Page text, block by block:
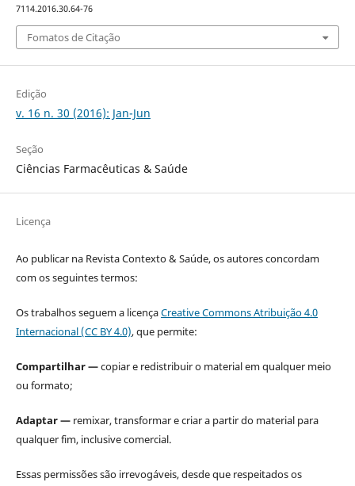
7114.2016.30.64-76
Fomatos de Citação
Edição
v. 16 n. 30 (2016): Jan-Jun
Seção
Ciências Farmacêuticas & Saúde
Licença
Ao publicar na Revista Contexto & Saúde, os autores concordam
com os seguintes termos:
Os trabalhos seguem a licençaCreative Commons Atribuição 4.0
Internacional (CC BY 4.0), que permite:
Compartilhar —copiar e redistribuir o material em qualquer meio
ou formato;
Adaptar —remixar, transformar e criar a partir do material para
qualquer fim, inclusive comercial.
Essas permissões são irrevogáveis, desde que respeitados os